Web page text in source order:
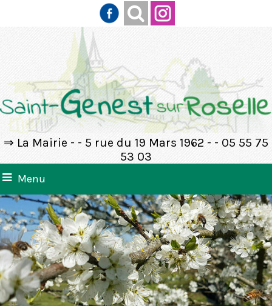
⇒ La Mairie - - 5 rue du 19 Mars 1962 - - 05 55 75
53 03
Menu